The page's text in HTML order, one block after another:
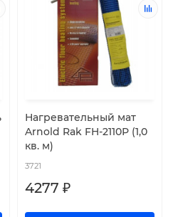
Нагревательный мат
Arnold Rak FH-2110Р (1,0
кв. м)
3721
4277 ₽